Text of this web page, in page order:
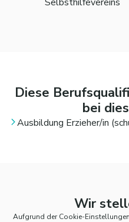
Diese
bei
Ausbildung Erzieher/in
Wir
Aufgrund der Cookie-